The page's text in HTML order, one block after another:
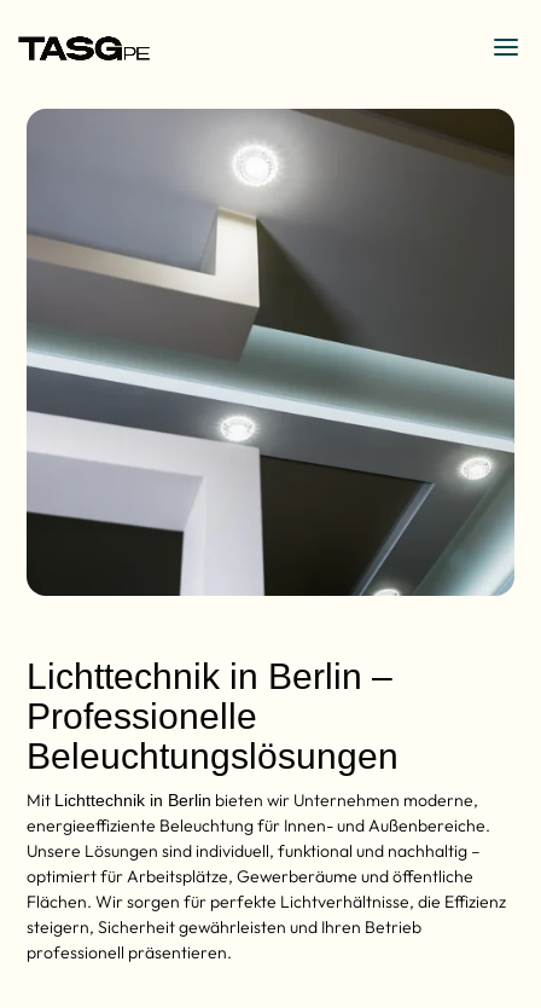
Lichttechnik in Berlin –
Professionelle
Beleuchtungslösungen
Mit Lichttechnik in Berlin bieten wir Unternehmen moderne,
energieeffiziente Beleuchtung für Innen- und Außenbereiche.
Unsere Lösungen sind individuell, funktional und nachhaltig –
optimiert für Arbeitsplätze, Gewerberäume und öffentliche
Flächen. Wir sorgen für perfekte Lichtverhältnisse, die Effizienz
steigern, Sicherheit gewährleisten und Ihren Betrieb
professionell präsentieren.